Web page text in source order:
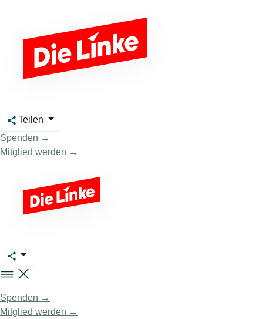
Teilen
Spenden →
Mitglied werden →
Spenden →
Mitglied werden →